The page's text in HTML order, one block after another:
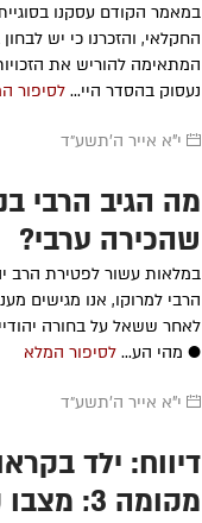
במאמר הקודם עסקנו
החקלאי, והזכרנו כי יש
המתאימה להוריש את
נעסוק בהסדר היי... לסיפור
י"א אייר ה׳תשע״ד
מה הגיב הרבי
שהכירה ערבי?
במלאות עשור לפטירת הרב
הרבי למרוקו, אנו מגישים
לאחר ששאל על בחורה
● מהי הע... לסיפור המלא
י"א אייר ה׳תשע״ד
דיווח: ילד
מקומה 3; מצבו קל